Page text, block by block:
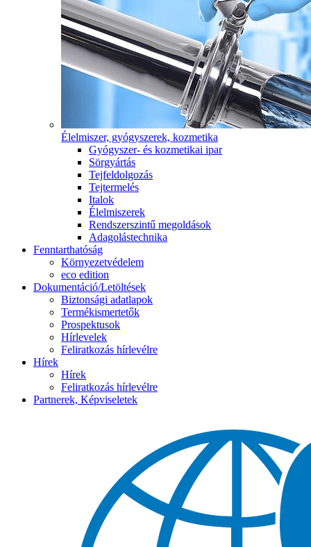
Élelmiszer, gyógyszerek, kozmetika
Gyógyszer- és kozmetikai ipar
Sörgyártás
Tejfeldolgozás
Tejtermelés
Italok
Élelmiszerek
Rendszerszintű megoldások
Adagolástechnika
Fenntarthatóság
Környezetvédelem
eco edition
Dokumentáció/Letöltések
Biztonsági adatlapok
Termékismertetők
Prospektusok
Hírlevelek
Feliratkozás hírlevélre
Hírek
Hírek
Feliratkozás hírlevélre
Partnerek, Képviseletek